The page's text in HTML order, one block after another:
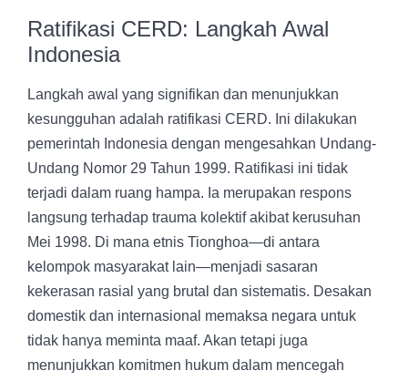
Ratifikasi CERD: Langkah Awal
Indonesia
Langkah awal yang signifikan dan menunjukkan
kesungguhan adalah ratifikasi CERD. Ini dilakukan
pemerintah Indonesia dengan mengesahkan Undang-
Undang Nomor 29 Tahun 1999. Ratifikasi ini tidak
terjadi dalam ruang hampa. Ia merupakan respons
langsung terhadap trauma kolektif akibat kerusuhan
Mei 1998. Di mana etnis Tionghoa—di antara
kelompok masyarakat lain—menjadi sasaran
kekerasan rasial yang brutal dan sistematis. Desakan
domestik dan internasional memaksa negara untuk
tidak hanya meminta maaf. Akan tetapi juga
menunjukkan komitmen hukum dalam mencegah